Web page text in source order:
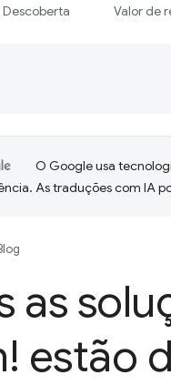
Descoberta Valor de
O Google usa
As traduções com IA
as
estão